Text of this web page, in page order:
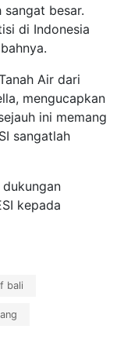
besar.
di Indonesia
Air dari
mengucapkan
ini memang
sangatlah
kepada
bali